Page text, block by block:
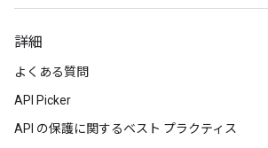
詳細
よくある質問
API Picker
API の保護に関するベスト プラクティス